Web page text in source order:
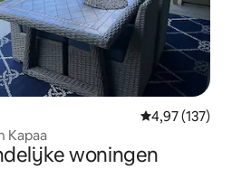
Gemiddelde
4,97 (137)
Kapaa
woningen